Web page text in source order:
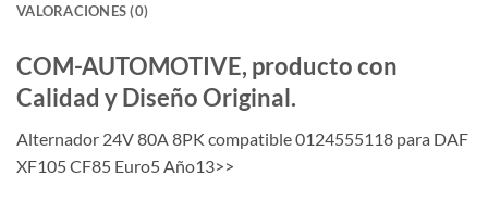
VALORACIONES (0)
COM-AUTOMOTIVE, producto con
Calidad y Diseño Original.
Alternador 24V 80A 8PK compatible 0124555118 para DAF
XF105 CF85 Euro5 Año13>>